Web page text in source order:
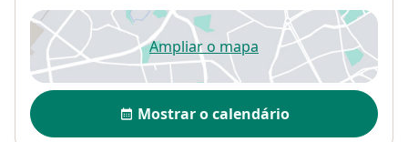
Ampliar o mapaabre num novo separador
Disponibilidade
Mostrar o calendário